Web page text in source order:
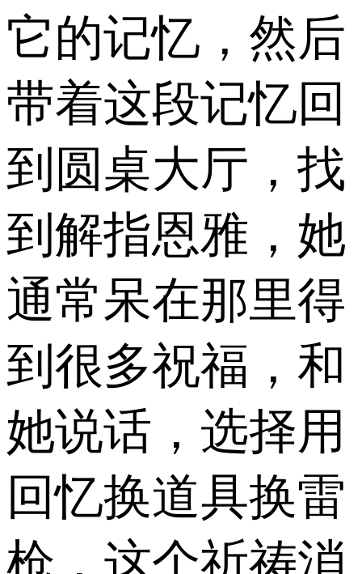
它的记忆，然后
带着这段记忆回
到圆桌大厅，找
到解指恩雅，她
通常呆在那里得
到很多祝福，和
她说话，选择用
回忆换道具换雷
枪，这个祈祷消